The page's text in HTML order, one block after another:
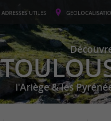
ADRESSES UTILES GEO
l'Ariège & les